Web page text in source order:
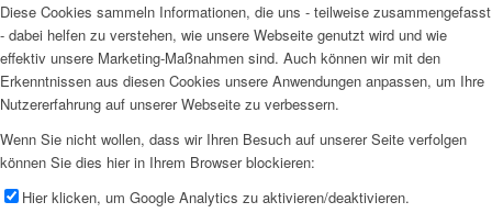
Diese Cookies sammeln Informationen, die uns - teilweise zusammengefasst
- dabei helfen zu verstehen, wie unsere Webseite genutzt wird und wie
effektiv unsere Marketing-Maßnahmen sind. Auch können wir mit den
Erkenntnissen aus diesen Cookies unsere Anwendungen anpassen, um Ihre
Nutzererfahrung auf unserer Webseite zu verbessern.
Wenn Sie nicht wollen, dass wir Ihren Besuch auf unserer Seite verfolgen
können Sie dies hier in Ihrem Browser blockieren:
Hier klicken, um Google Analytics zu aktivieren/deaktivieren.